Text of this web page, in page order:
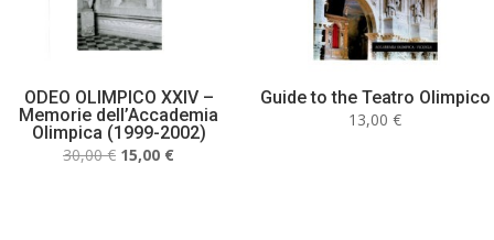
ODEO OLIMPICO XXIV –
Memorie dell’Accademia
Olimpica (1999-2002)
30,00€ Il
15,00 €Il
Guide to the Teatro Olimpico
13,00€